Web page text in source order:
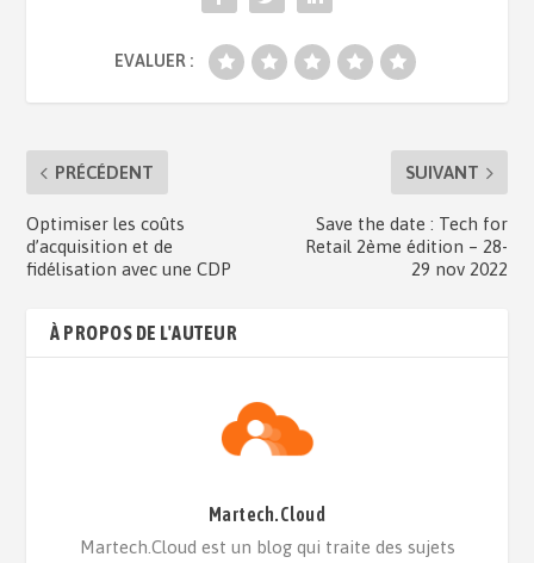
EVALUER :
PRÉCÉDENT
Optimiser les coûts
d’acquisition et de
fidélisation avec une CDP
SUIVANT
Save the date : Tech for
Retail 2ème édition – 28-
29 nov 2022
À PROPOS DE L'AUTEUR
Martech.Cloud
Martech.Cloud est un blog qui traite des sujets